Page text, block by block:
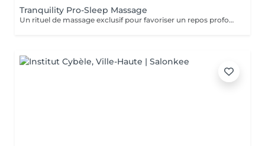
Tranquility Pro-Sleep Massage
Un rituel de massage exclusif pour favoriser un repos profond du corps et de lesprit. Les effets positifs relaxants et anti-stress du «tranquility Blend» sont augmentés par les techniques du modelage exclusif, inspiré par layurvéda du Kérala et le rituel de massage traditionnel indonésien «Sea malay», intéressant pour ses vertus sur le système nerveux et lesprit. Tranquility Pro-Sleep Massage, aide le corps à récupérer des situations de stress et améliore la qualité du repos et du sommeil.